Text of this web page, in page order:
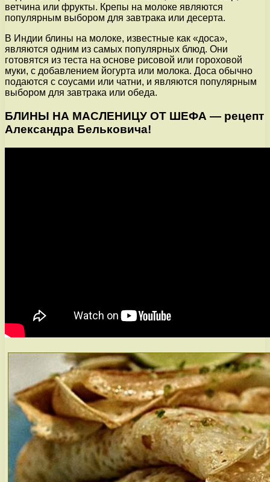
ветчина или фрукты. Крепы на молоке являются
популярным выбором для завтрака или десерта.
В Индии блины на молоке, известные как «доса»,
являются одним из самых популярных блюд. Они
готовятся из теста на основе рисовой или гороховой
муки, с добавлением йогурта или молока. Доса обычно
подаются с соусами или чатни, и являются популярным
выбором для завтрака или обеда.
БЛИНЫ НА МАСЛЕНИЦУ ОТ ШЕФА — рецепт
Александра Бельковича!